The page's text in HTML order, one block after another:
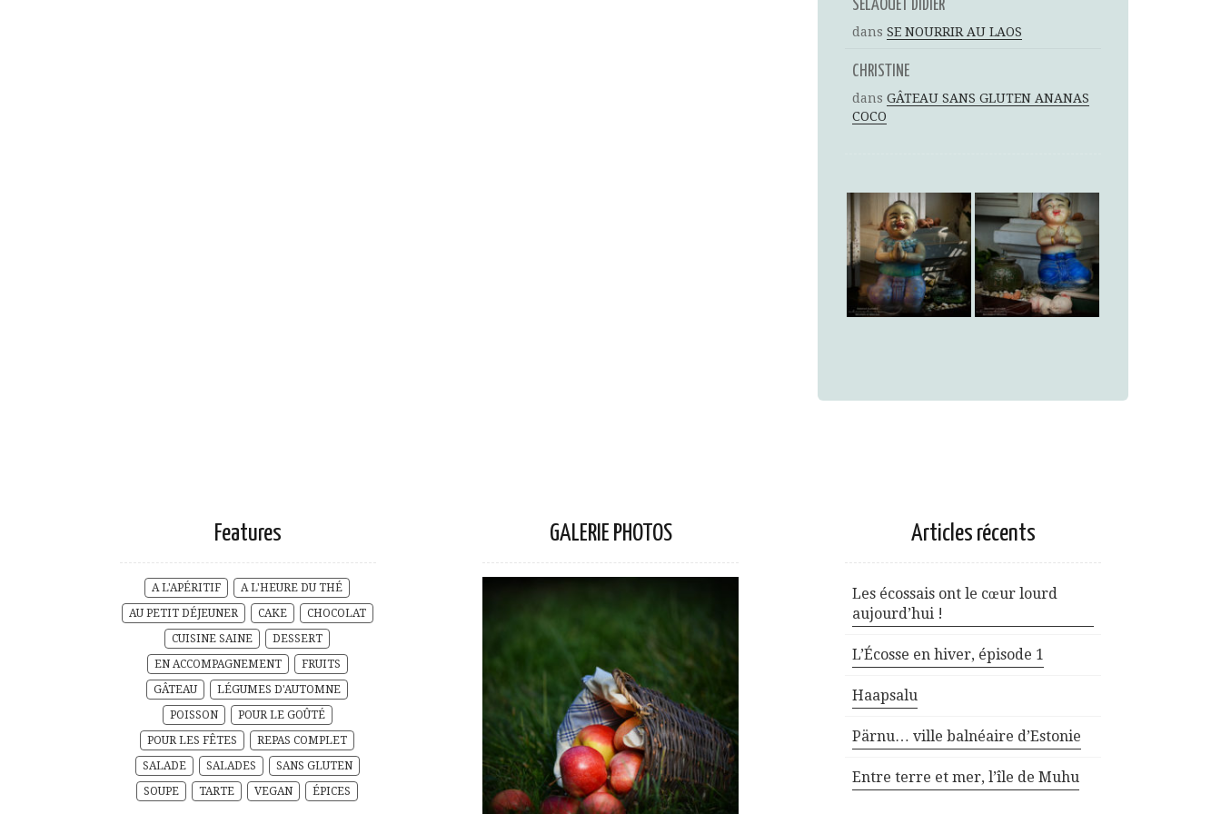
SELAOUET DIDIER
dans SE NOURRIR AU LAOS
CHRISTINE
dans GÂTEAU SANS GLUTEN ANANAS
COCO
Features
A L'APÉRITIF
A L'HEURE DU THÉ
AU PETIT DÉJEUNER
CAKE
CHOCOLAT
CUISINE SAINE
DESSERT
EN ACCOMPAGNEMENT
FRUITS
GÂTEAU
LÉGUMES D'AUTOMNE
POISSON
POUR LE GOÛTÉ
POUR LES FÊTES
REPAS COMPLET
SALADE
SALADES
SANS GLUTEN
SOUPE
TARTE VEGAN ÉPICES
GALERIE PHOTOS Articles récents
Les écossais ont le cœur lourd
aujourd’hui !
L’Écosse en hiver, épisode 1
Haapsalu
Pärnu… ville balnéaire d’Estonie
Entre terre et mer, l’île de Muhu